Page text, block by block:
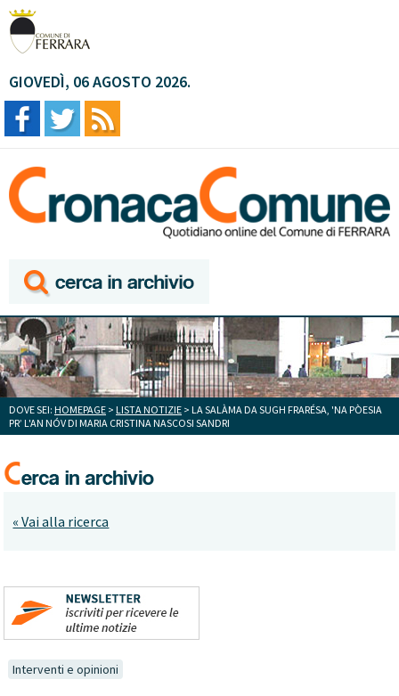
GIOVEDÌ, 06 AGOSTO 2026.
DOVE SEI: HOMEPAGE > LISTA NOTIZIE > LA SALÀMA DA SUGH FRARÉSA, 'NA PÒESIA
PR’ L'AN NÓV DI MARIA CRISTINA NASCOSI SANDRI
« Vai alla ricerca
Interventi e opinioni